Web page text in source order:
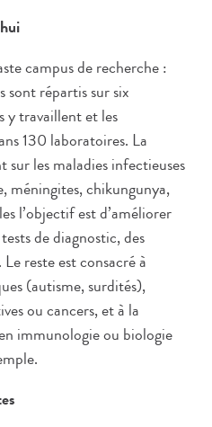
campus de recherche :
sont répartis sur six
y travaillent et les
130 laboratoires. La
sur les maladies infectieuses
méningites, chikungunya,
l’objectif est d’améliorer
de diagnostic, des
reste est consacré à
(autisme, surdités),
ou cancers, et à la
immunologie ou biologie